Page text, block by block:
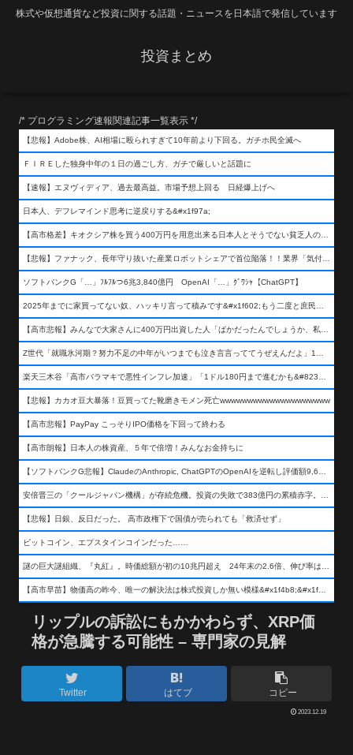
株式や仮想通貨など投資に関する話題・ニュースを日本語で発信しています
投資まとめ
/* プログラミング速報関連記事一覧表示 */
【悲報】Adobe株、AI相場に殴られすぎて10年前より下回る。ガチホ民全滅へ
ＦＩＲＥした独身中年の１日の過ごし方、ガチで厳しいと話題に
【速報】エヌヴィディア、過去最高益。市場予想上回る 日経爆上げへ
日本人、デフレマインド思考に逆戻りする&#x1f97a;
【高市格差】キオクシア株を買う400万円を用意出来る日本人とそうでない貧乏人の差が超広まるって事よ
【悲報】ファナック、長年守り抜いた産業ロボットシェアで首位陥落！！業界「気付いたら一気に抜かれていた…」
ソフトバンクG「…」ﾌﾙﾌﾙつ6兆3,840億円 OpenAI「…」ｸﾞﾜｼｬ【ChatGPT】
2025年までに家買ってない奴、ハッキリ言って積みです&#x1f602;もう二度と庶民が買える値段になりません&#x1f602;&#x1f602;&#x1f602;
【高市悲報】みんなで大家さんに400万円出資した人「ばかだったんでしょうか、私は&#x1f622;」
Z世代「就職氷河期？努力不足の中年がいつまでも泣き言言っててうぜえんだよ」1万いいね
楽天三木谷「高市バラマキで悪性インフレ加速」「1ドル180円まで進むかも&#8230;もう看過できない」
【悲報】カカオ豆大暴落！豆買ってた靴磨きモメン死亡wwwwwwwwwwwwwwwwwwww
【高市悲報】PayPay こっそりIPO価格を下回って終わる
【高市朗報】日本人の株資産、５年で倍増！みんなお金持ちに
【ソフトバンクG悲報】ClaudeのAnthropic, ChatGPTのOpenAIを逆転し評価額9,650億ドル (約154兆円) の世界一価値あるAI企業に……
安倍晋三の「クールジャパン機構」が存続危機。投資の失敗で383億円の累積赤字。2025年度決算も大赤字の可能性。責任の所在はウヤムヤ
【悲報】日銀、反日だった。 高市政権下で国債が売られても「救済せず」
ビットコイン、エプスタインコインだった……
謎の巨大謎組織、『丸紅』。時価総額が初の10兆円超え 24年末の2.6倍、伸び率は謎組織首位
【高市早苗】物価高の昨今、唯一の解決法は株式投資しか無い模様&#x1f4b8;&#x1f4b8;&#x1f4b8;
リップルの訴訟にもかかわらず、XRP価
格が急騰する可能性 – 専門家の見解
Twitter はてブ コピー
2023.12.19